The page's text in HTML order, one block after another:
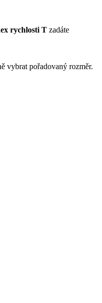
rychlosti T zadáte
vybrat pořadovaný rozměr.